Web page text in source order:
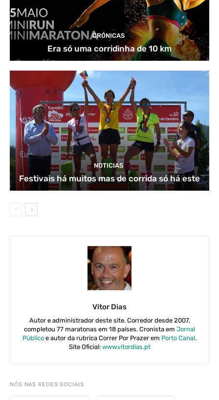
CRÓNICAS
Era só uma corridinha de 10 km
NOTICIAS
Festivais há muitos mas de corrida só há este
Vitor Dias
Autor e administrador deste site. Corredor desde 2007,
completou 77 maratonas em 18 países. Cronista em Jornal
Público e autor da rubrica Correr Por Prazer em Porto Canal.
Site Oficial: www.vitordias.pt
NÓS NAS REDES SOCIAIS